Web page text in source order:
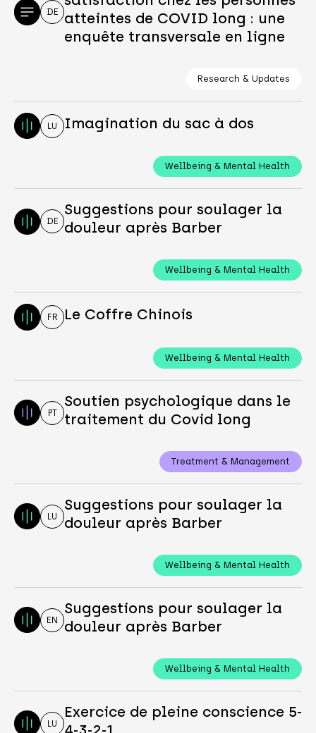
DE
atteintes de COVID long : une
enquête transversale en ligne
Research & Updates
LU Imagination du sac à dos
Wellbeing & Mental Health
DE
Suggestions pour soulager la
douleur après Barber
Wellbeing & Mental Health
FR Le Coffre Chinois
Wellbeing & Mental Health
PT
Soutien psychologique dans le
traitement du Covid long
Treatment & Management
LU
Suggestions pour soulager la
douleur après Barber
Wellbeing & Mental Health
EN
Suggestions pour soulager la
douleur après Barber
Wellbeing & Mental Health
LU
Exercice de pleine conscience 5-